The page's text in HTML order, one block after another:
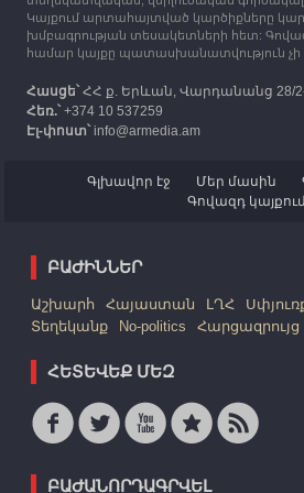
Կայքում արտահայտված կարծիքները
խմբագրության տեսակետների հետ:
համար կայքը պատասխանատվություն չի
Հասցե՝ՀՀ ք. Երևան, Վարդանանց 28/2-
Հեռ.՝+374 10 537259
Էլ-փոստ՝info@armedia.am
Գլխավոր էջ Մեր մասին
Գովազդ
ԲԱԺԻՆՆԵՐ
Աշխարհ Հայաստան ԼՂՀ
Տեղեկանք
No-politics Հարցազրույց
ՀԵՏԵՎԵՔ ՄԵԶ
ԲԱԺԱՆՈՐԴԱԳՐՎԵԼ